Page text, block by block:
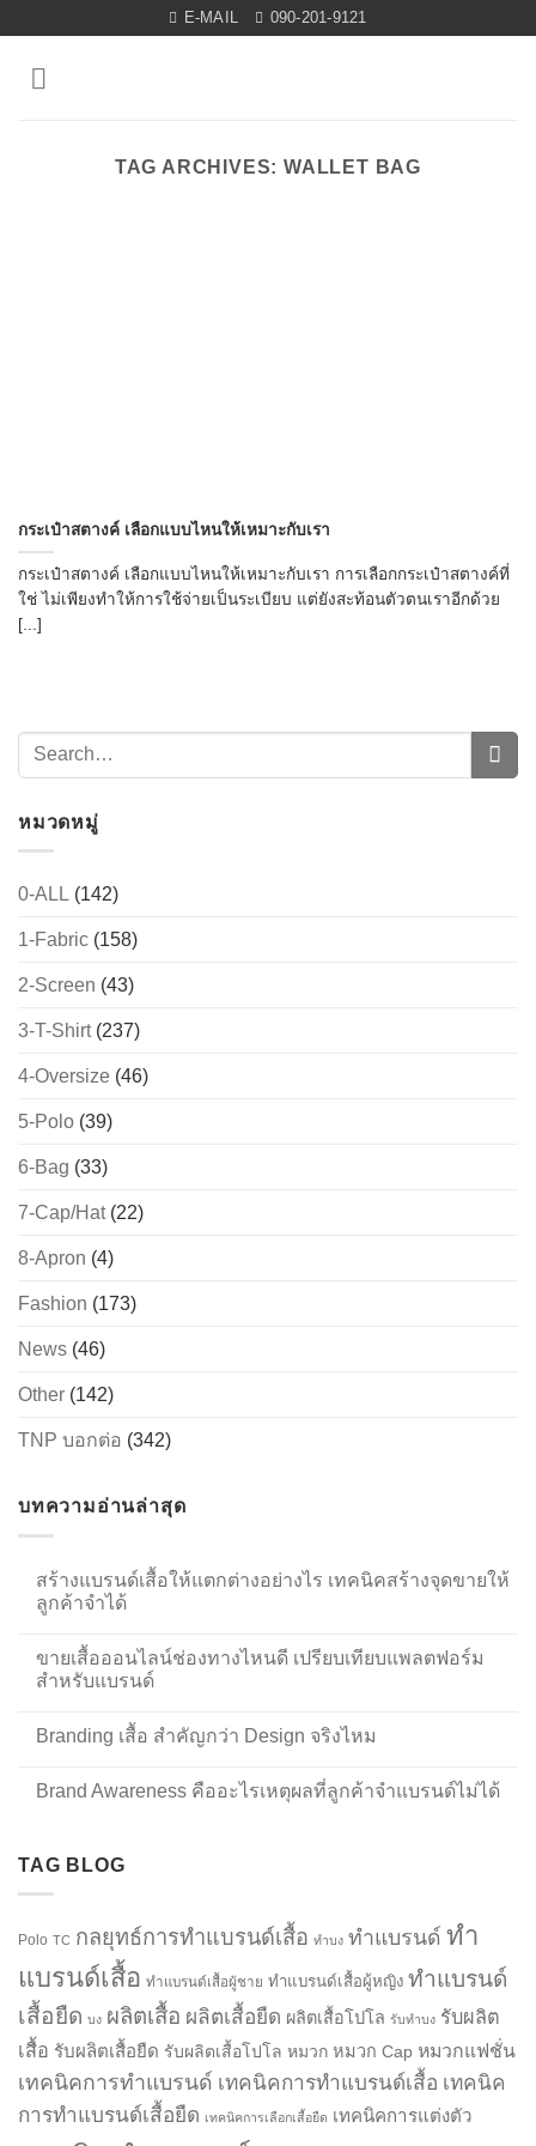
content
E-MAIL 090-201-9121
TAG ARCHIVES:WALLET BAG
กระเป๋าสตางค์ เลือกแบบไหนให้เหมาะกับเรา
กระเป๋าสตางค์ เลือกแบบไหนให้เหมาะกับเรา การเลือกกระเป๋าสตางค์ที่
ใช่ ไม่เพียงทำให้การใช้จ่ายเป็นระเบียบ แต่ยังสะท้อนตัวตนเราอีกด้วย
[...]
หมวดหมู่
0-ALL (142)
1-Fabric (158)
2-Screen (43)
3-T-Shirt(237)
4-Oversize (46)
5-Polo (39)
6-Bag (33)
7-Cap/Hat(22)
8-Apron (4)
Fashion (173)
News (46)
Other (142)
TNP บอกต่อ (342)
บทความอ่านล่าสุด
สร้างแบรนด์เสื้อให้แตกต่างอย่างไร เทคนิคสร้างจุดขายให้
ลูกค้าจำได้
ขายเสื้อออนไลน์ช่องทางไหนดี เปรียบเทียบแพลตฟอร์ม
สำหรับแบรนด์
Branding เสื้อ สำคัญกว่า Design จริงไหม
Brand Awareness คืออะไรเหตุผลที่ลูกค้าจำแบรนด์ไม่ได้
TAG BLOG
Polo TC กลยุทธ์การทำแบรนด์เสื้อ ทำบง ทำแบรนด์ ทำ
แบรนด์เสื้อ ทำแบรนด์เสื้อผู้ชาย ทำแบรนด์เสื้อผู้หญิง ทำแบรนด์
เสื้อยืด บง ผลิตเสื้อ ผลิตเสื้อยืด ผลิตเสื้อโปโล รับทำบง รับผลิต
เสื้อ รับผลิตเสื้อยืด รับผลิตเสื้อโปโล หมวก หมวก Cap หมวกแฟชั่น
เทคนิคการทำแบรนด์ เทคนิคการทำแบรนด์เสื้อ เทคนิค
การทำแบรนด์เสื้อยืด เทคนิคการเลือกเสื้อยืด เทคนิคการแต่งตัว